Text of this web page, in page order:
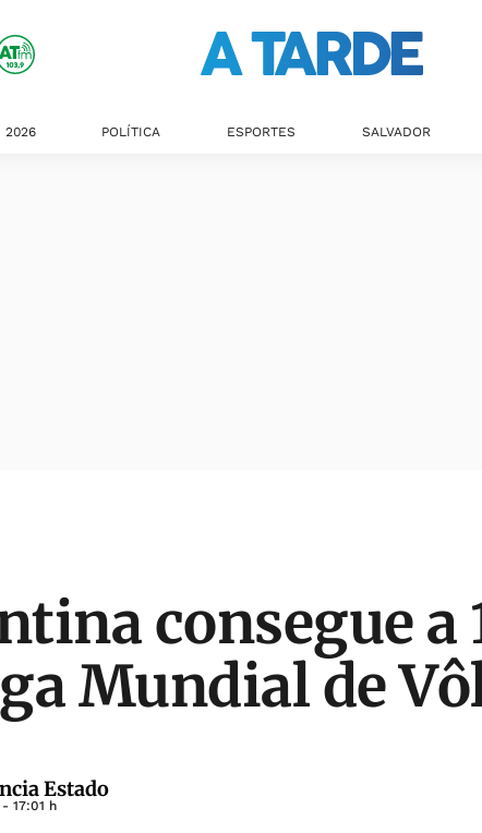
2026 POLÍTICA ESPORTES SALVADOR
consegue a
Mundial de
Estado
17:01 h